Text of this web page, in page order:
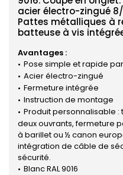
acier électro-zingué 8/
Pattes métalliques à
batteuse à vis
Avantages :
Pose simple et rapide
Acier électro-zingué
Fermeture intégrée
Instruction de montage
Produit personnalisable :
deux ouvrants, fermeture
à barillet ou ½ canon
intégration de câble de
sécurité.
Blanc RAL 9016